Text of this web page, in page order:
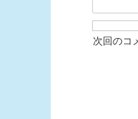
次回のコ